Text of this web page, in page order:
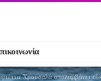
Χρουσαλά απολαμβάνει